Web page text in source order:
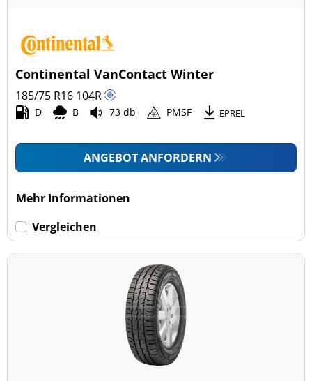
Continental VanContact Winter
185/75 R16 104R
D B 73 db PMSF EPREL
ANGEBOT ANFORDERN
Mehr Informationen
Vergleichen